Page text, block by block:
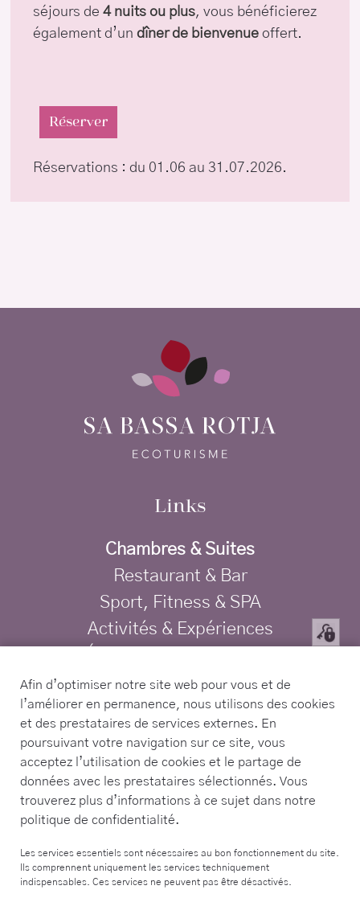
séjours de 4 nuits ou plus, vous bénéficierez
également d’un dîner de bienvenue offert.
Réserver
Réservations : du 01.06 au 31.07.2026.
Links
Chambres & Suites
Restaurant & Bar
Sport, Fitness & SPA
Activités & Expériences
Offres exclusives
Confidentialité
Mentions légales
TRAVELIFE Gold Certified Hotel
Contact
Tel. +34 971 168 225
info@sabassarotja.com
Afin d’optimiser notre site web pour vous et de
l’améliorer en permanence, nous utilisons des cookies
et des prestataires de services externes. En
poursuivant votre navigation sur ce site, vous
acceptez l’utilisation de cookies et le partage de
données avec les prestataires sélectionnés. Vous
trouverez plus d’informations à ce sujet dans notre
politique de confidentialité.
Les services essentiels sont nécessaires au bon fonctionnement du site.
Ils comprennent uniquement les services techniquement
indispensables. Ces services ne peuvent pas être désactivés.